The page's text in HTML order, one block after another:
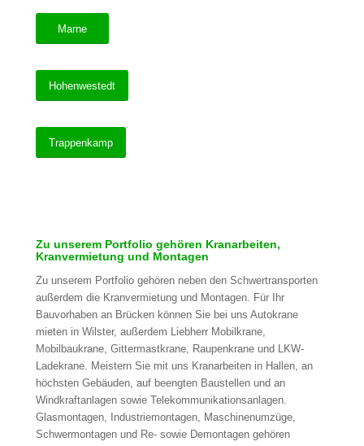
Marne
Hohenwestedt
Trappenkamp
Zu unserem Portfolio gehören Kranarbeiten,
Kranvermietung und Montagen
Zu unserem Portfolio gehören neben den Schwertransporten
außerdem die Kranvermietung und Montagen. Für Ihr
Bauvorhaben an Brücken können Sie bei uns Autokrane
mieten in Wilster, außerdem Liebherr Mobilkrane,
Mobilbaukrane, Gittermastkrane, Raupenkrane und LKW-
Ladekrane. Meistern Sie mit uns Kranarbeiten in Hallen, an
höchsten Gebäuden, auf beengten Baustellen und an
Windkraftanlagen sowie Telekommunikationsanlagen.
Glasmontagen, Industriemontagen, Maschinenumzüge,
Schwermontagen und Re- sowie Demontagen gehören